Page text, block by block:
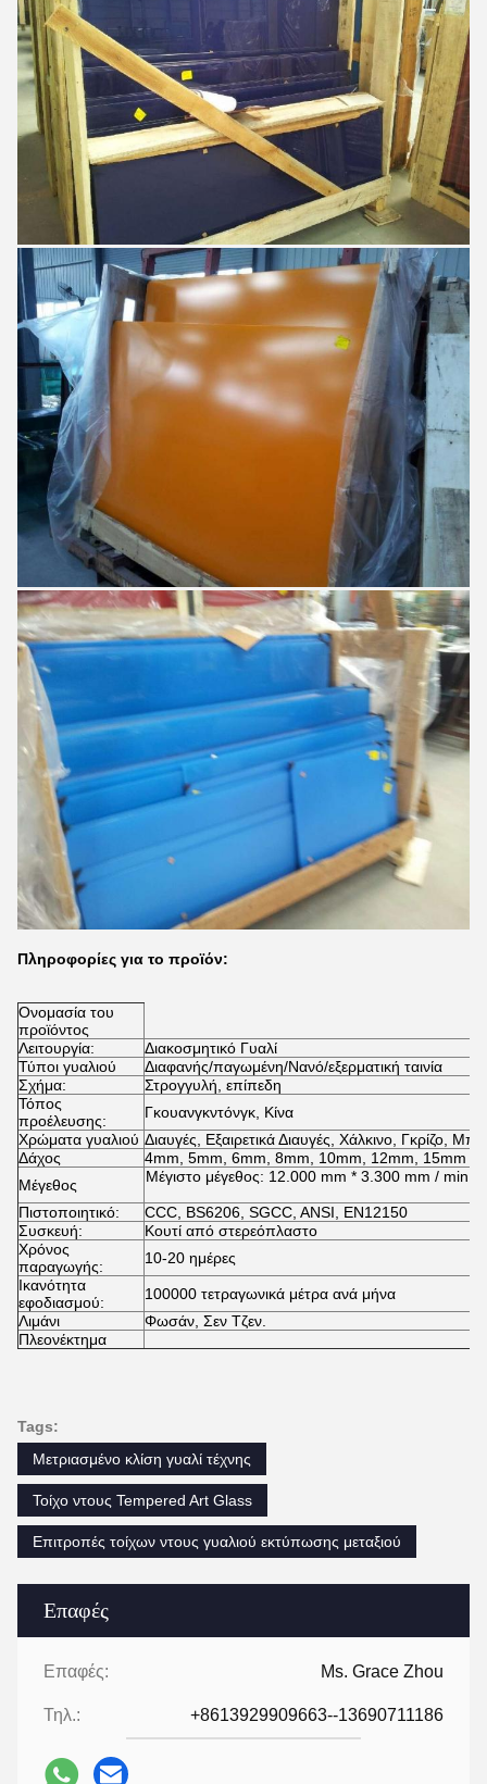
Επαφές
Επαφές: Ms. Grace Zhou
Τηλ.: +8613929909663--13690711186
Πληροφορίες για το προϊόν:
Ονομασία του
προϊόντος
Λειτουργία:
Διακοσμητικό Γυαλί
Τύποι γυαλιού
Διαφανής/παγωμένη/Νανό/εξερματική ταινία
Σχήμα:
Στρογγυλή, επίπεδη
Τόπος
προέλευσης:
Γκουανγκντόνγκ, Κίνα
Χρώματα γυαλιού Διαυγές, Εξαιρετικά Διαυγές, Χάλκινο, Γκρίζο,
Δάχος
4mm, 5mm, 6mm, 8mm, 10mm, 12mm, 15mm
Μέγεθος
Μέγιστο μέγεθος: 12.000 mm * 3.300 mm / min.
Πιστοποιητικό:
CCC, BS6206, SGCC, ANSI, EN12150
Συσκευή:
Κουτί από στερεόπλαστο
Χρόνος
παραγωγής:
10-20 ημέρες
Ικανότητα
εφοδιασμού:
100000 τετραγωνικά μέτρα ανά μήνα
Λιμάνι
Φωσάν, Σεν Τζεν.
Πλεονέκτημα
Tags:
Μετριασμένο κλίση γυαλί τέχνης
Τοίχο ντους Tempered Art Glass
Επιτροπές τοίχων ντους γυαλιού εκτύπωσης μεταξιού